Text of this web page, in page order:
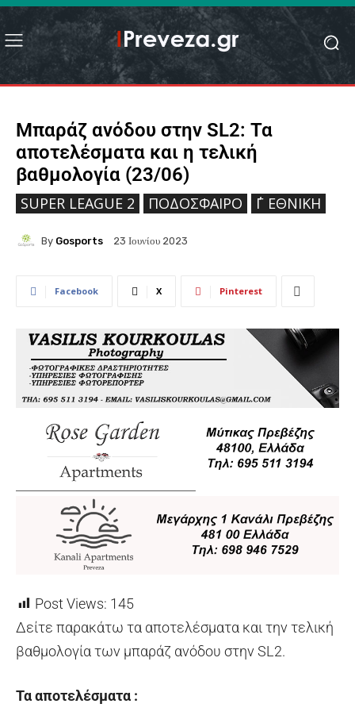
Μπαράζ ανόδου στην SL2: Τα
αποτελέσματα και η τελική
βαθμολογία (23/06)
SUPER LEAGUE 2 ΠΟΔΌΣΦΑΙΡΟ ΄Γ ΕΘΝΙΚΉ
By Gosports 23 Ιουνίου 2023
Facebook X Pinterest
Post Views: 145
Δείτε παρακάτω τα αποτελέσματα και την τελική
βαθμολογία των μπαράζ ανόδου στην SL2.
Τα αποτελέσματα :